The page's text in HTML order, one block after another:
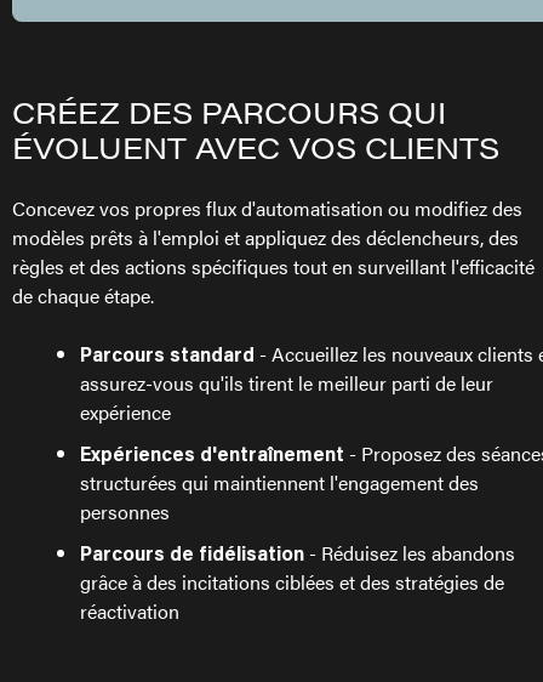
CRÉEZ DES PARCOURS QUI
ÉVOLUENT AVEC VOS CLIENTS
Concevez vos propres flux d'automatisation ou modifiez des
modèles prêts à l'emploi et appliquez des déclencheurs, des
règles et des actions spécifiques tout en surveillant l'efficacité
de chaque étape.
Parcours standard - Accueillez les nouveaux clients
assurez-vous qu'ils tirent le meilleur parti de leur
expérience
Expériences d'entraînement - Proposez des
structurées qui maintiennent l'engagement des
personnes
Parcours de fidélisation - Réduisez les abandons
grâce à des incitations ciblées et des stratégies de
réactivation